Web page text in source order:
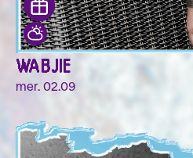
WABJIE
mer. 02.09